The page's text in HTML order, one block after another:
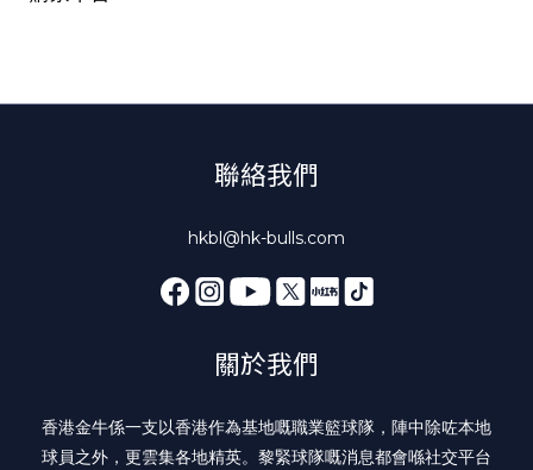
聯絡我們
hkbl@hk-bulls.com
關於我們
香港金牛係一支以香港作為基地嘅職業籃球隊，陣中除咗本地
球員之外，更雲集各地精英。黎緊球隊嘅消息都會喺社交平台